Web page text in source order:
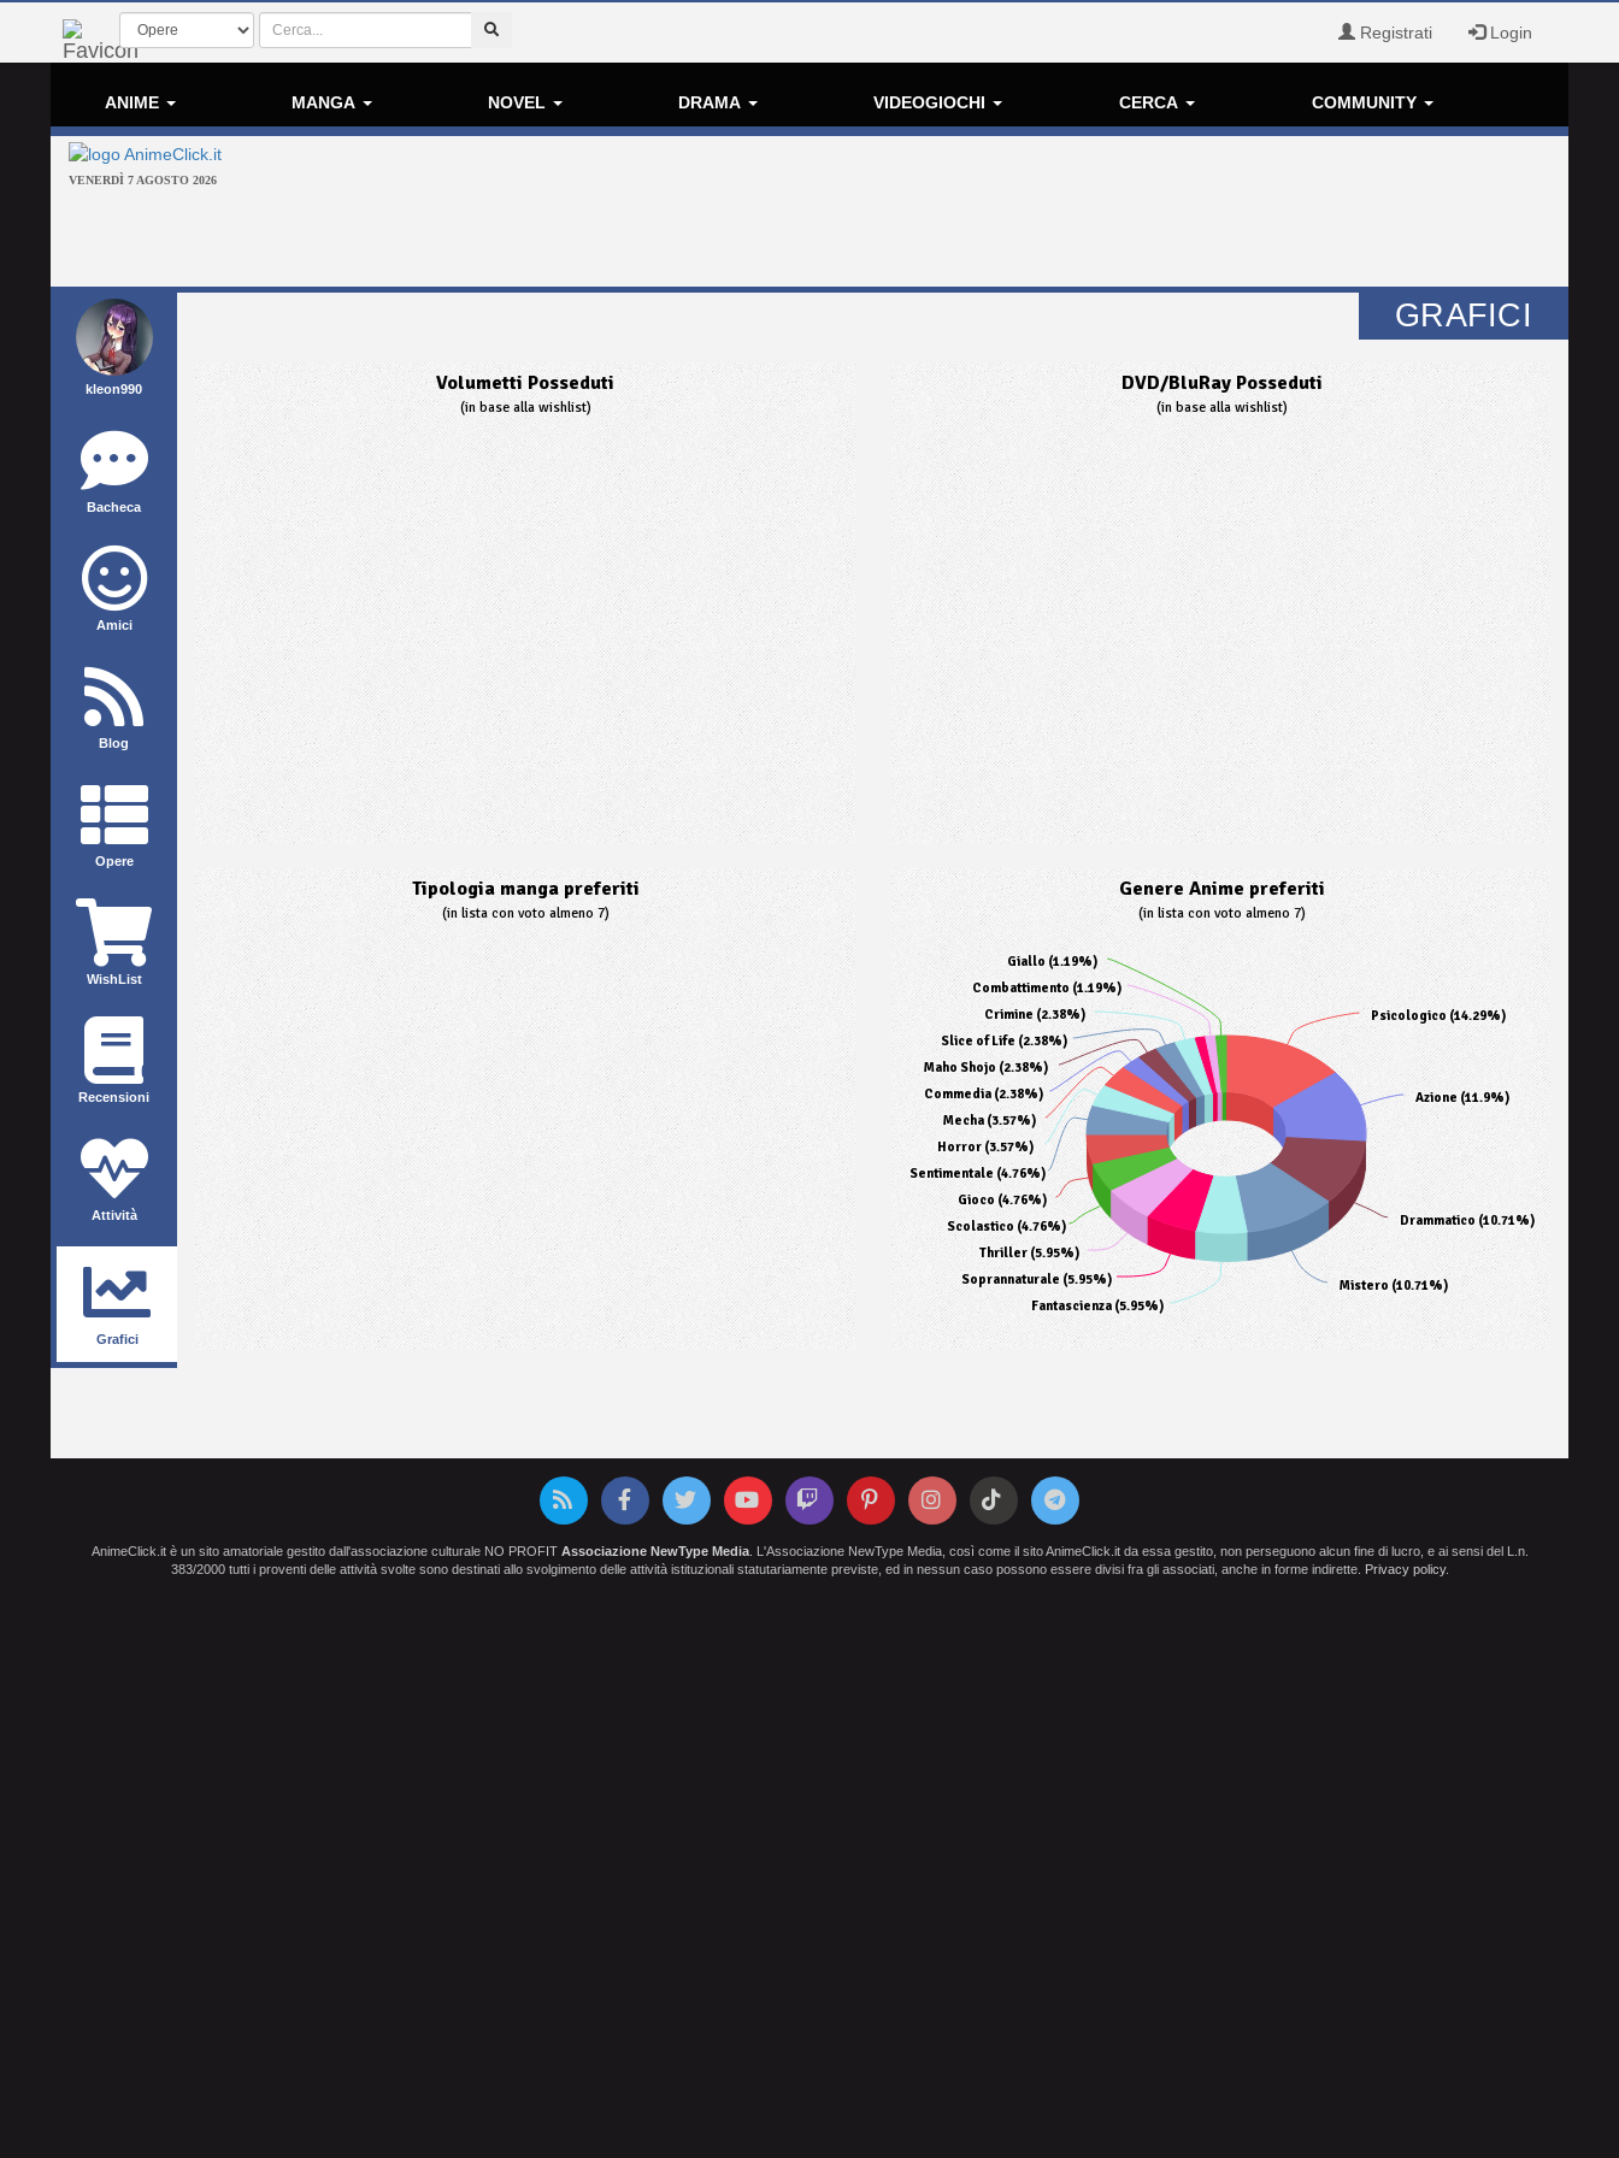
Registrati Login
ANIME MANGA NOVEL DRAMA VIDEOGIOCHI CERCA COMMUNITY
VENERDÌ 7 AGOSTO 2026
kleon990
Bacheca
Amici
Blog
Opere
WishList
Recensioni
Attività
Grafici
GRAFICI
Volumetti Posseduti
(in base alla wishlist)
DVD/BluRay Posseduti
(in base alla wishlist)
Tipologia manga preferiti
(in lista con voto almeno 7)
Genere Anime preferiti
(in lista con voto almeno 7)
Psicologico (14.29%)
Azione (11.9%)
Drammatico (10.71%)
Mistero (10.71%)
Fantascienza (5.95%)
Soprannaturale (5.95%)
Thriller (5.95%)
Scolastico (4.76%)
Gioco (4.76%)
Sentimentale (4.76%)
Horror (3.57%)
Mecha (3.57%)
Commedia (2.38%)
Maho Shojo (2.38%)
Slice of Life (2.38%)
Crimine (2.38%)
Combattimento (1.19%)
Giallo (1.19%)
AnimeClick.it è un sito amatoriale gestito dall'associazione culturale NO PROFIT Associazione NewType Media. L'Associazione NewType Media, così come il sito AnimeClick.it da essa gestito, non perseguono alcun fine di lucro, e ai sensi del L.n.
383/2000 tutti i proventi delle attività svolte sono destinati allo svolgimento delle attività istituzionali statutariamente previste, ed in nessun caso possono essere divisi fra gli associati, anche in forme indirette. Privacy policy.